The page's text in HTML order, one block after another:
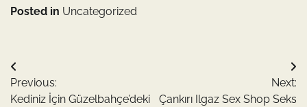
Posted in Uncategorized
Yazı
gezinmesi
Previous:
Kediniz İçin Güzelbahçe’deki
Next:
Çankırı Ilgaz Sex Shop Seks